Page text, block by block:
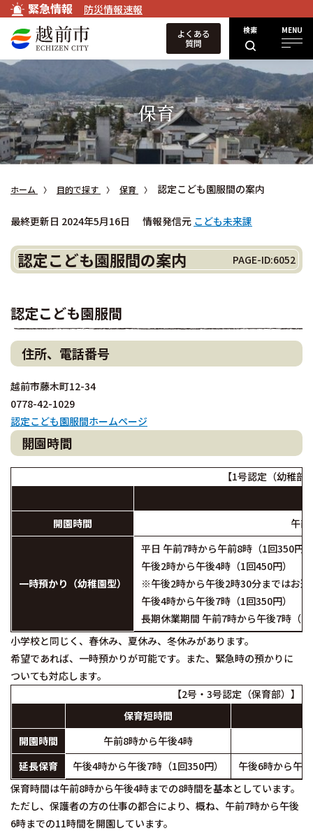
緊急情報 防災情報速報
検索 MENU
よくある
質問
保育
ホーム 目的で探す 保育 認定こども園服間の案内
最終更新日 2024年5月16日 情報発信元 こども未来課
認定こども園服間の案内 PAGE-ID:6052
認定こども園服間
住所、電話番号
越前市藤木町12-34
0778-42-1029
認定こども園服間ホームページ
開園時間
【1号認定（幼稚部
開園時間
午
一時預かり（幼稚園型）
平日 午前7時から午前8時（1回350円）
午後2時から午後4時（1回450円）
※午後2時から午後2時30分まではお
午後4時から午後7時（1回350円）
長期休業期間 午前7時から午後7時（
小学校と同じく、春休み、夏休み、冬休みがあります。
希望であれば、一時預かりが可能です。また、緊急時の預かりに
ついても対応します。
【2号・3号認定（保育部）】
保育短時間
開園時間
午前8時から午後4時
延長保育
午後4時から午後7時（1回350円）
午後6時から午
保育時間は午前8時から午後4時までの8時間を基本としています。
ただし、保護者の方の仕事の都合により、概ね、午前7時から午後
6時までの11時間を開園しています。